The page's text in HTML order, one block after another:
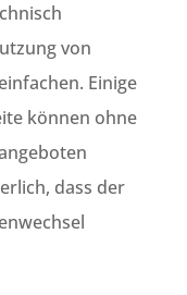
von
Einige
können ohne
dass der